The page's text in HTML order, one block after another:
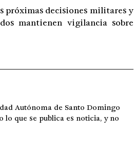
próximas decisiones militares y
mantienen vigilancia sobre
Autónoma de Santo Domingo
que se publica es noticia, y no